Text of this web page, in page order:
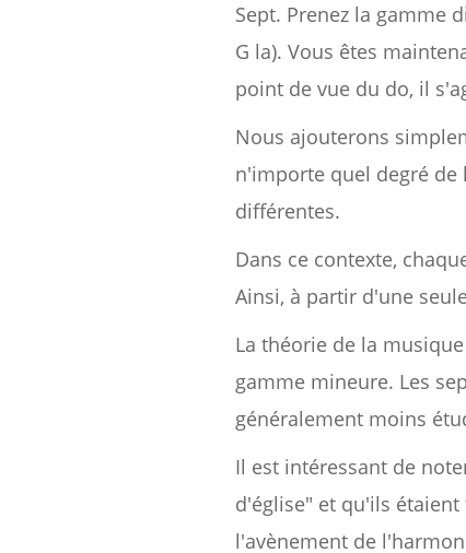
Sept. Prenez la gamme
G la). Vous êtes
point de vue du do, il
Nous ajouterons
n'importe quel degré
différentes.
Dans ce contexte,
Ainsi, à partir d'une
La théorie de la
gamme mineure. Les
généralement moins
Il est intéressant de
d'église" et qu'ils
l'avènement de